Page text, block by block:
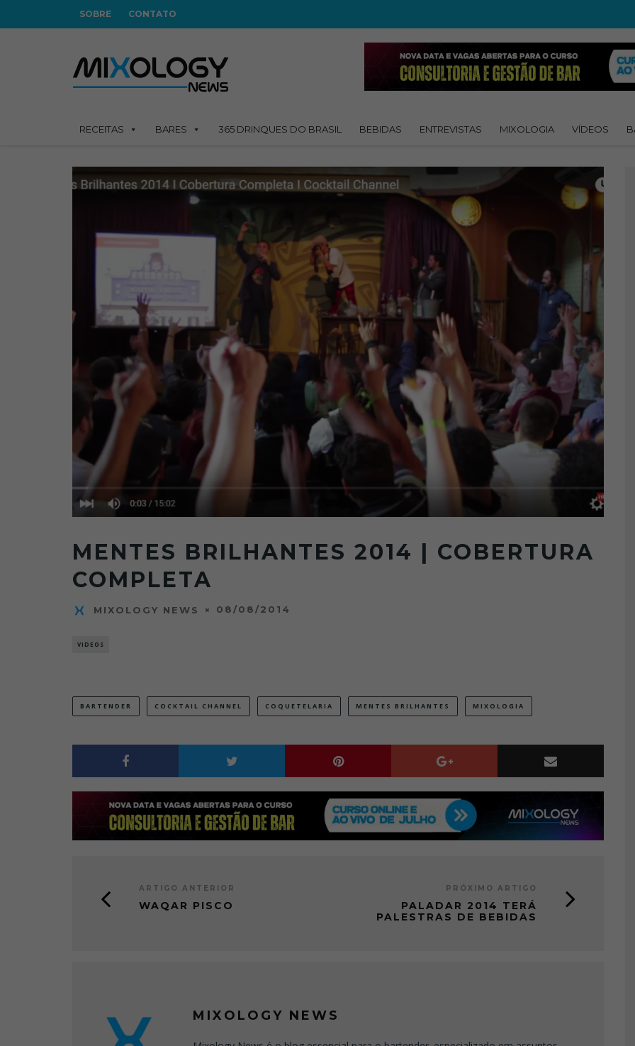
SOBRE CONTATO
RECEITAS BARES 365 DRINQUES DO BRASIL BEBIDAS ENTREVISTAS MIXOLOGIA VÍDEOS
MENTES BRILHANTES 2014 | COBERTURA
COMPLETA
MIXOLOGY NEWS 08/08/2014
VIDEOS
BARTENDER COCKTAIL CHANNEL COQUETELARIA MENTES BRILHANTES MIXOLOGIA
ARTIGO ANTERIOR
WAQAR PISCO
PRÓXIMO ARTIGO
PALADAR 2014 TERÁ
PALESTRAS DE BEBIDAS
MIXOLOGY NEWS